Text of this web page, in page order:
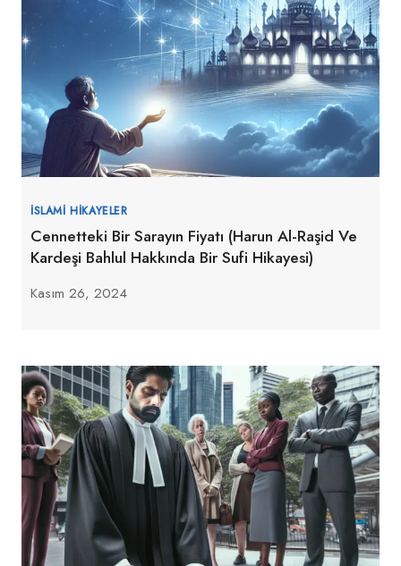
İSLAMI HIKAYELER
Cennetteki Bir Sarayın Fiyatı (Harun Al-Raşid Ve
Kardeşi Bahlul Hakkında Bir Sufi Hikayesi)
Kasım 26, 2024